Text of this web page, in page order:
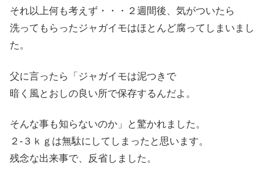
それ以上何も考えず・・・２週間後、気がついたら
洗ってもらったジャガイモはほとんど腐ってしまいまし
た。
父に言ったら「ジャガイモは泥つきで
暗く風とおしの良い所で保存するんだよ。
そんな事も知らないのか」と驚かれました。
２-３ｋｇは無駄にしてしまったと思います。
残念な出来事で、反省しました。